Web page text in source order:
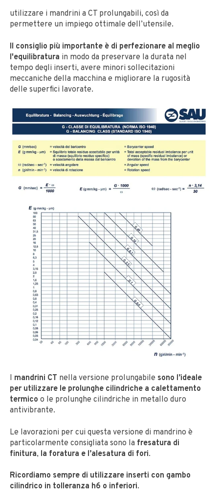
utilizzare i mandrini a CT prolungabili, così da
permettere un impiego ottimale dell’utensile.
Il consiglio più importante è di perfezionare al meglio
l'equilibratura in modo da preservare la durata nel
tempo degli inserti, avere minori sollecitazioni
meccaniche della macchina e migliorare la rugosità
delle superfici lavorate.
I mandrini CT nella versione prolungabile sono l’ideale
per utilizzare le prolunghe cilindriche a calettamento
termico o le prolunghe cilindriche in metallo duro
antivibrante.
Le lavorazioni per cui questa versione di mandrino è
particolarmente consigliata sono la fresatura di
finitura, la foratura e l’alesatura di fori.
Ricordiamo sempre di utilizzare inserti con gambo
cilindrico in tolleranza h6 o inferiori.